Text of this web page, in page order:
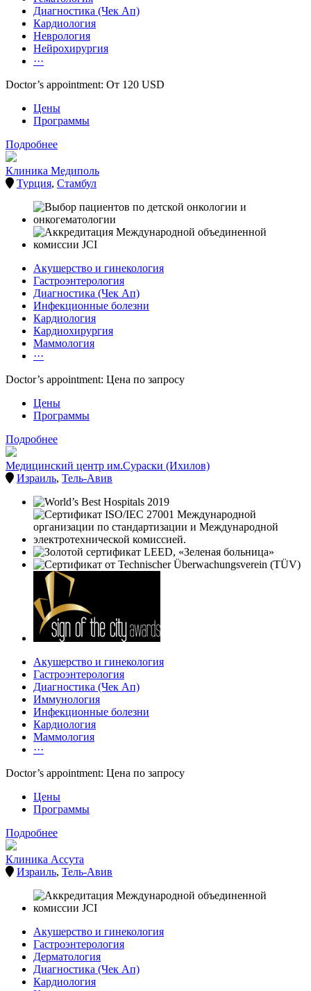
Диагностика (Чек Ап)
Кардиология
Неврология
Нейрохирургия
···
Doctor’s appointment: От 120 USD
Цены
Программы
Подробнее
Клиника Медиполь
Турция, Стамбул
Акушерство и гинекология
Гастроэнтерология
Диагностика (Чек Ап)
Инфекционные болезни
Кардиология
Кардиохирургия
Маммология
···
Doctor’s appointment: Цена по запросу
Цены
Программы
Подробнее
Медицинский центр им.Сураски (Ихилов)
Израиль, Тель-Авив
Акушерство и гинекология
Гастроэнтерология
Диагностика (Чек Ап)
Иммунология
Инфекционные болезни
Кардиология
Маммология
···
Doctor’s appointment: Цена по запросу
Цены
Программы
Подробнее
Клиника Ассута
Израиль, Тель-Авив
Акушерство и гинекология
Гастроэнтерология
Дерматология
Диагностика (Чек Ап)
Кардиология